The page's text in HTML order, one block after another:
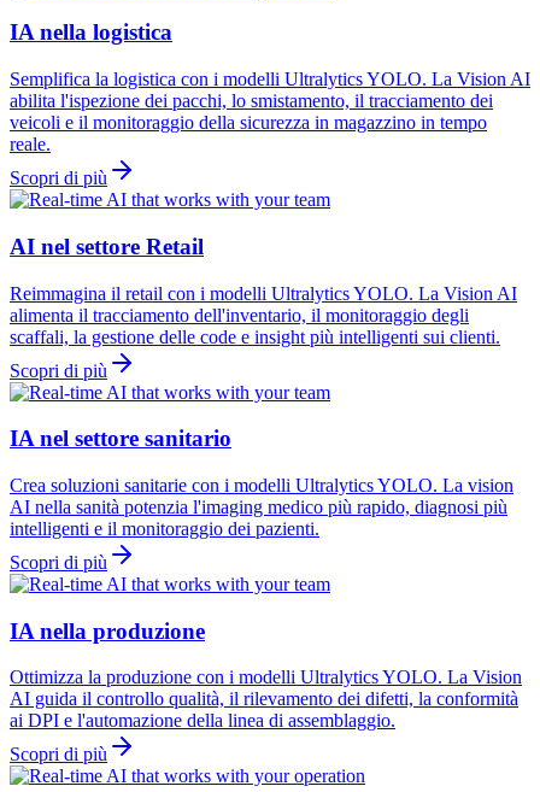
IA nella logistica
Semplifica la logistica con i modelli Ultralytics YOLO. La Vision AI
abilita l'ispezione dei pacchi, lo smistamento, il tracciamento dei
veicoli e il monitoraggio della sicurezza in magazzino in tempo
reale.
Scopri di più
AI nel settore Retail
Reimmagina il retail con i modelli Ultralytics YOLO. La Vision AI
alimenta il tracciamento dell'inventario, il monitoraggio degli
scaffali, la gestione delle code e insight più intelligenti sui clienti.
Scopri di più
IA nel settore sanitario
Crea soluzioni sanitarie con i modelli Ultralytics YOLO. La vision
AI nella sanità potenzia l'imaging medico più rapido, diagnosi più
intelligenti e il monitoraggio dei pazienti.
Scopri di più
IA nella produzione
Ottimizza la produzione con i modelli Ultralytics YOLO. La Vision
AI guida il controllo qualità, il rilevamento dei difetti, la conformità
ai DPI e l'automazione della linea di assemblaggio.
Scopri di più